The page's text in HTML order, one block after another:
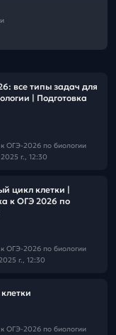
все типы задач для
ОГЭ-2026 по биологии
г., 12:30
цикл клетки |
к ОГЭ 2026 по
ОГЭ-2026 по биологии
г., 12:30
ОГЭ-2026 по биологии